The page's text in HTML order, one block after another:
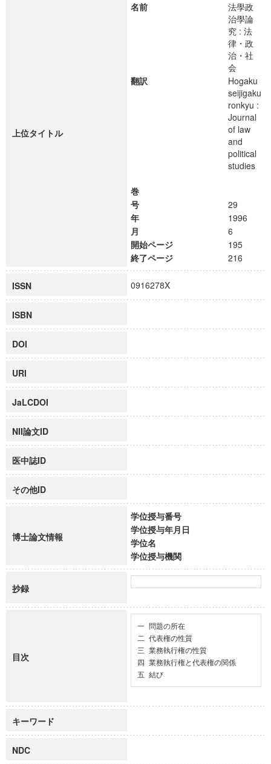
上位タイトル
名前
法學政
治學論
究 : 法
律・政
治・社
会
翻訳
Hogaku
seijigaku
ronkyu :
Journal
of law
and
political
studies
巻
号
29
年
1996
月
6
開始ページ
195
終了ページ
216
ISSN 0916278X
ISBN
DOI
URI
JaLCDOI
NII論文ID
医中誌ID
その他ID
博士論文情報
学位授与番号
学位授与年月日
学位名
学位授与機関
抄録
目次
一 問題の所在
二 代表権の性質
三 業務執行権の性質
四 業務執行権と代表権の関係
五 結び
キーワード
NDC